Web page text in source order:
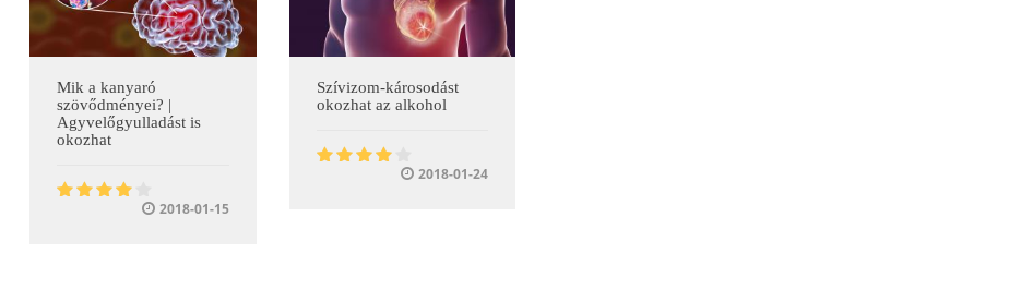
Mik a kanyaró
szövődményei? |
Agyvelőgyulladást is
okozhat
2018-01-15
Szívizom-károsodást
okozhat az alkohol
2018-01-24